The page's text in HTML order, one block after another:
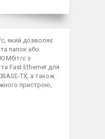
який дозволяє
папок або
Мбіт/с з
Fast Ethernet для
TX, а також
пристрою,